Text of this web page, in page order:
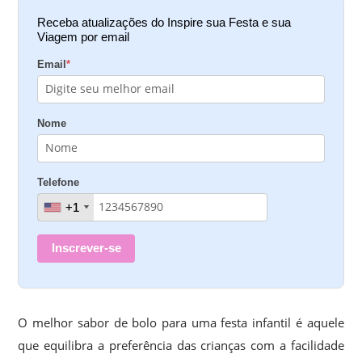
Receba atualizações do Inspire sua Festa e sua
Viagem por email
Email*
Nome
Telefone
+1
+1
Inscrever-se
O melhor sabor de bolo para uma festa infantil é aquele
que equilibra a preferência das crianças com a facilidade